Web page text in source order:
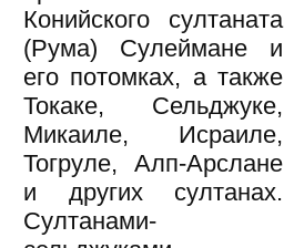
Конийского султаната
(Рума) Сулеймане и
его потомках, а также
Токаке, Сельджуке,
Микаиле, Исраиле,
Тогруле, Алп-Арслане
и других султанах.
Султанами-